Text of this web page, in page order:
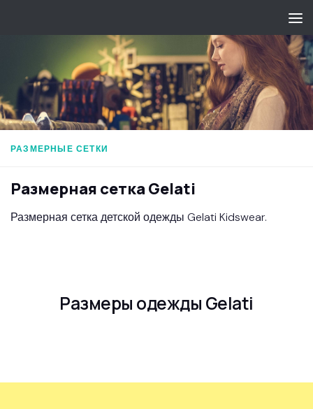
РАЗМЕРНЫЕ СЕТКИ
Размерная сетка Gelati
Размерная сетка детской одежды Gelati Kidswear.
Размеры одежды Gelati